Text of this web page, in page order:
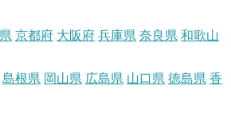
s k
京都府 大阪府 兵庫県 奈良県 和歌山
島根県 岡山県 広島県 山口県 徳島県 香